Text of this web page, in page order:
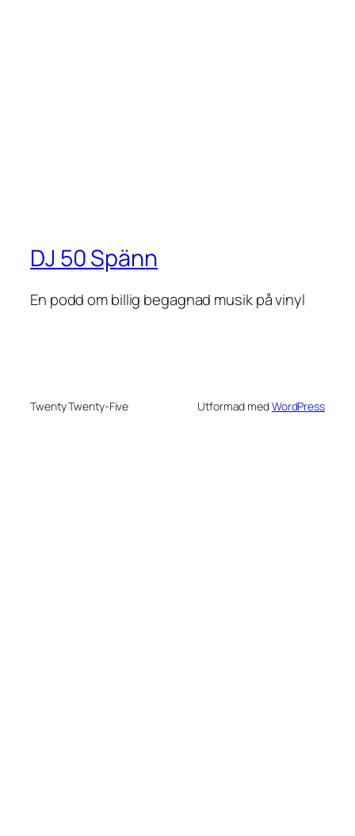
DJ 50 Spänn
En podd om billig begagnad musik på vinyl
Twenty Twenty-Five Utformad medWordPress